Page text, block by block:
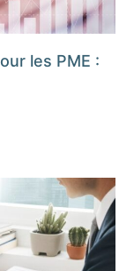
les PME :